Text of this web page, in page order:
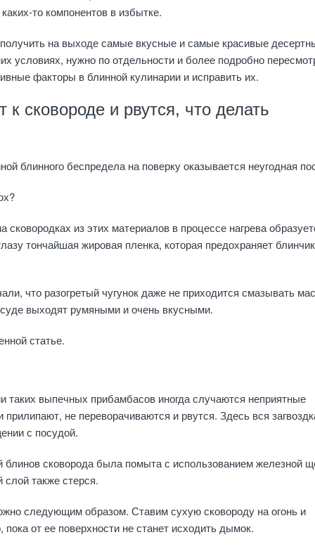
то компонентов в избытке.
на выходе самые вкусные и самые красивые
условиях, нужно по отдельности и более подробно
факторы в блинной кулинарии и исправить их.
к сковороде и рвутся, что делать
блинного беспредела на поверку оказывается неугодная
сковородках из этих материалов в процессе нагрева
тончайшая жировая пленка, которая предохраняет
что разогретый чугунок даже не приходится смазывать
выходят румяными и очень вкусными.
статье.
таких выпечных прибамбасов иногда случаются неприятные
не переворачиваются и рвутся. Здесь вся
с посудой.
блинов сковорода была помыта с использованием железной
также стерся.
следующим образом. Ставим сухую сковороду на огонь и
пока от ее поверхности не станет исходить дымок.